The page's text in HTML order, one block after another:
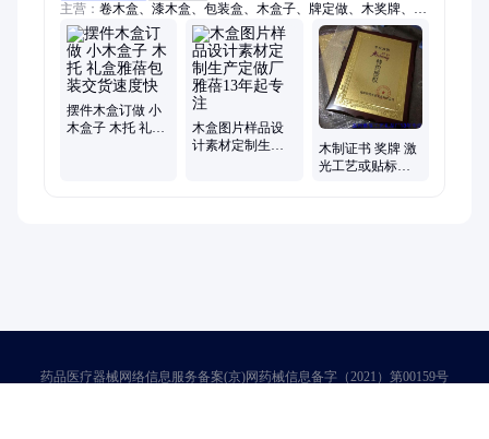
主营： 卷木盒、漆木盒、包装盒、木盒子、牌定做、木奖牌、皮
木盒、钛合金、粉木盒、礼品盒、实木盒、u盘木盒、白茶木
盒、雪菊木盒、镂空木盒、印章木盒、金线礼盒、玉石木盒、包
装木盒、毕业证书、漆盒木盒、黑茶木盒、书画木盒、金币木
盒、海参木盒
摆件木盒订做 小
木盒子 木托 礼盒
木盒图片样品设
计素材定制生产
木制证书 奖牌 激
光工艺或贴标木
药品医疗器械网络信息服务备案(京)网药械信息备字（2021）第00159号